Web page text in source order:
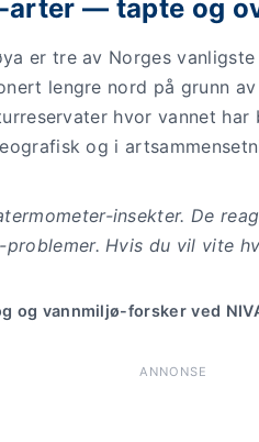
arter — tapte og
er tre av Norges
lengre nord på grunn
hvor vannet
og i
insekter. De
Hvis du vil vite
og vannmiljø-forsker ved
ANNONSE